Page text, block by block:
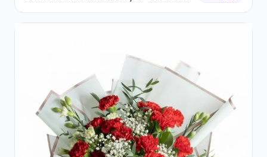
Trandafiri și Crizanteme Roz